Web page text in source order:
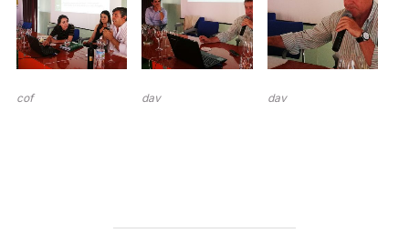
cof dav dav